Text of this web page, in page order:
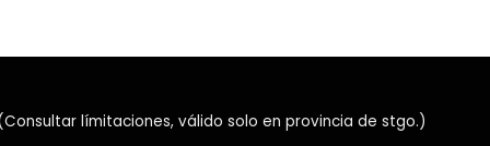
📡 Diferentes
límitaciones, válido solo en provincia de stgo.)